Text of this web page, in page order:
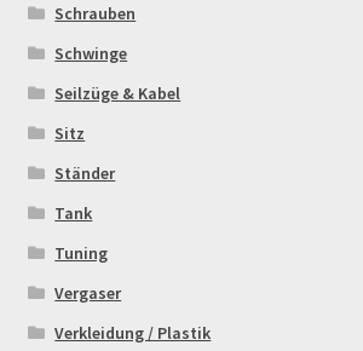
Schrauben
Schwinge
Seilzüge & Kabel
Sitz
Ständer
Tank
Tuning
Vergaser
Verkleidung / Plastik